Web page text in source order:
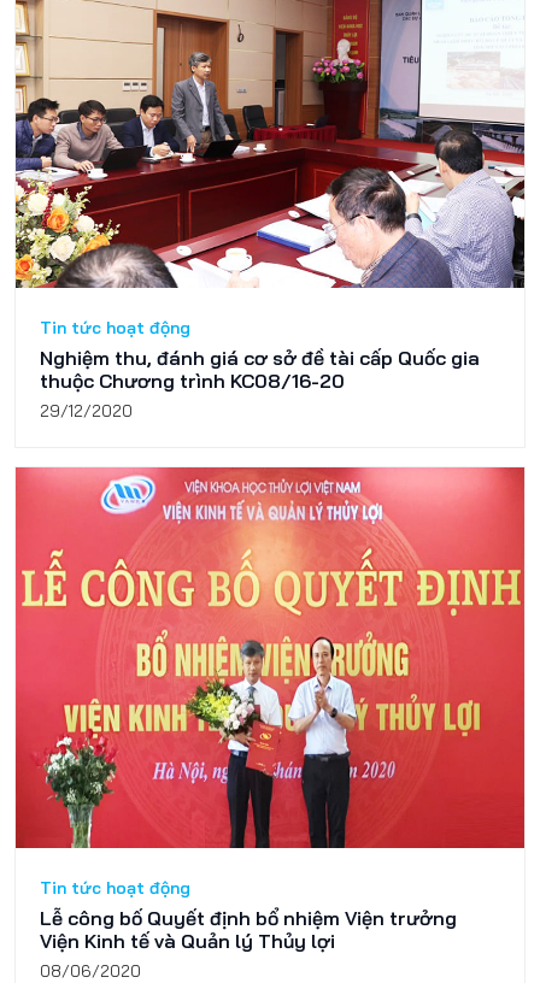
Tin tức hoạt động
Nghiệm thu, đánh giá cơ sở đề tài cấp Quốc gia
thuộc Chương trình KC08/16-20
29/12/2020
Tin tức hoạt động
Lễ công bố Quyết định bổ nhiệm Viện trưởng
Viện Kinh tế và Quản lý Thủy lợi
08/06/2020